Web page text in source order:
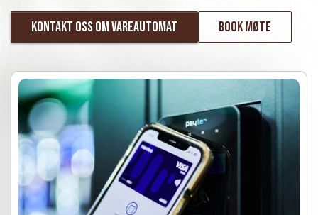
Kontakt oss om vareautomat Book møte